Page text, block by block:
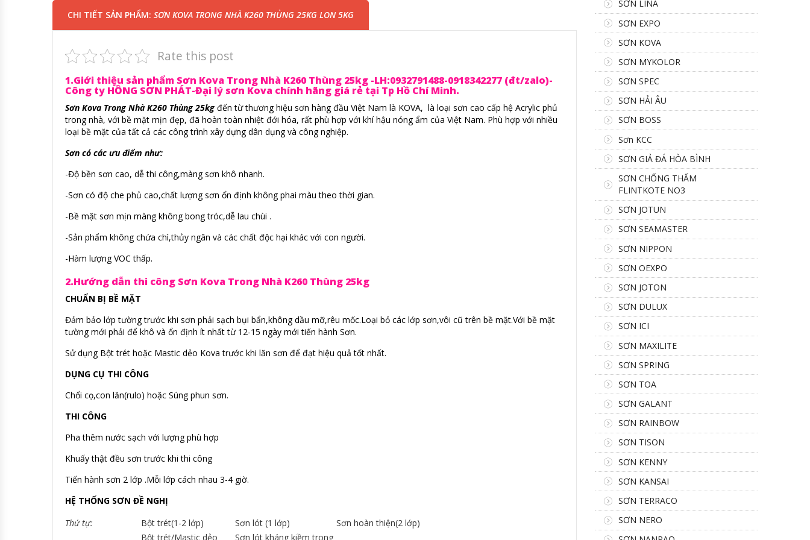
CHI TIẾT SẢN PHẨM: SƠN KOVA TRONG NHÀ K260 THÙNG 25KG LON 5KG
Rate this post
1.Giới thiệu sản phẩm Sơn Kova Trong Nhà K260 Thùng 25kg -LH:0932791488-0918342277 (đt/zalo)-
Công ty HỒNG SƠN PHÁT-Đại lý sơn Kova chính hãng giá rẻ tại Tp Hồ Chí Minh.
Sơn Kova Trong Nhà K260 Thùng 25kg đến từ thương hiệu sơn hàng đầu Việt Nam là KOVA, là loại sơn cao cấp hệ Acrylic phủ
trong nhà, với bề mặt mịn đẹp, đã hoàn toàn nhiệt đới hóa, rất phù hợp với khí hậu nóng ẩm của Việt Nam. Phù hợp với nhiều
loại bề mặt của tất cả các công trình xây dựng dân dụng và công nghiệp.
Sơn có các ưu điểm như:
-Độ bền sơn cao, dễ thi công,màng sơn khô nhanh.
-Sơn có độ che phủ cao,chất lượng sơn ổn định không phai màu theo thời gian.
-Bề mặt sơn mịn màng không bong tróc,dễ lau chùi .
-Sản phẩm không chứa chì,thủy ngân và các chất độc hại khác với con người.
-Hàm lượng VOC thấp.
2.Hướng dẫn thi công Sơn Kova Trong Nhà K260 Thùng 25kg
CHUẨN BỊ BỀ MẶT
Đảm bảo lớp tường trước khi sơn phải sạch bụi bẩn,không dầu mỡ,rêu mốc.Loại bỏ các lớp sơn,vôi cũ trên bề mặt.Với bề mặt
tường mới phải để khô và ổn định ít nhất từ 12-15 ngày mới tiến hành Sơn.
Sử dụng Bột trét hoặc Mastic dẻo Kova trước khi lăn sơn để đạt hiệu quả tốt nhất.
DỤNG CỤ THI CÔNG
Chổi cọ,con lăn(rulo) hoặc Súng phun sơn.
THI CÔNG
Pha thêm nước sạch với lượng phù hợp
Khuấy thật đều sơn trước khi thi công
Tiến hành sơn 2 lớp .Mỗi lớp cách nhau 3-4 giờ.
HỆ THỐNG SƠN ĐỀ NGHỊ
Thứ tự:
Bột trét(1-2 lớp) Sơn lót (1 lớp)
Sơn hoàn thiện(2 lớp)
Bột trét/Mastic dẻo Sơn lót kháng kiềm trong
SƠN LINA
SƠN EXPO
SƠN KOVA
SƠN MYKOLOR
SƠN SPEC
SƠN HẢI ÂU
SƠN BOSS
Sơn KCC
SƠN GIẢ ĐÁ HÒA BÌNH
SƠN CHỐNG THẤM
FLINTKOTE NO3
SƠN JOTUN
SƠN SEAMASTER
SƠN NIPPON
SƠN OEXPO
SƠN JOTON
SƠN DULUX
SƠN ICI
SƠN MAXILITE
SƠN SPRING
SƠN TOA
SƠN GALANT
SƠN RAINBOW
SƠN TISON
SƠN KENNY
SƠN KANSAI
SƠN TERRACO
SƠN NERO